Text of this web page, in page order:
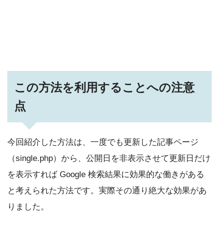
この方法を利用することへの注意
点
今回紹介した方法は、一度でも更新した記事ページ
（single.php）から、公開日を非表示させて更新日だけ
を表示すれば Google 検索結果に効果的な働きがある
と考えられた方法です。実際その通り絶大な効果があ
りました。